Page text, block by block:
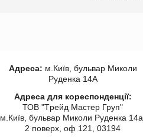
Адреса: м.Київ, бульвар Миколи
Руденка 14А
Адреса для кореспонденції:
ТОВ "Tрейд Мастер Груп"
м.Київ, бульвар Миколи Руденка 14а,
2 поверх, оф 121, 03194